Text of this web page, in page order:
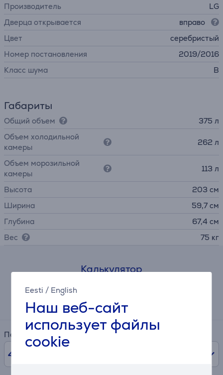
Eesti / English
Наш веб-сайт
использует файлы
cookie
Производитель
LG
Дверца открывается
вправо
Цвет
серебристый
Номер постановления
2019/2016
Класс шума
B
Габариты
Общий объем
375 л
Объем холодильной
камеры
262 л
Объем морозильной
камеры
113 л
Высота
203 см
Ширина
59,7 см
Глубина
67,4 см
Вес
75 кг
Калькулятор
Примерный размер ежемесячного платежа
22 €
Период
48